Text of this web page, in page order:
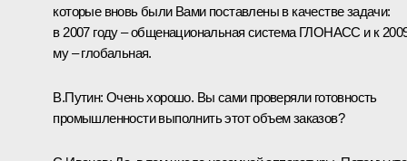
которые вновь были Вами поставлены в качестве задачи:
в 2007 году – общенациональная система ГЛОНАСС и к
му – глобальная.
В.Путин: Очень хорошо. Вы сами проверяли готовность
промышленности выполнить этот объем заказов?